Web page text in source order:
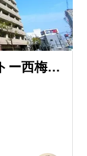
【賃貸マンション】シャトー西梅田マンション